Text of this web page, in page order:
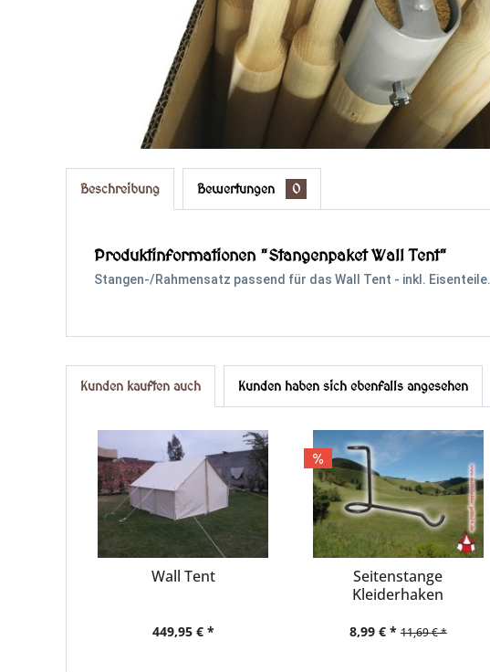
Beschreibung Bewertungen 0
Produktinformationen "Stangenpaket Wall Tent"
Stangen-/Rahmensatz passend für das Wall Tent - inkl. Eisenteile.
Kunden kauften auch Kunden haben sich ebenfalls angesehen
Wall Tent
449,95 € *
Seitenstange
Kleiderhaken
8,99 € * 11,69 € *